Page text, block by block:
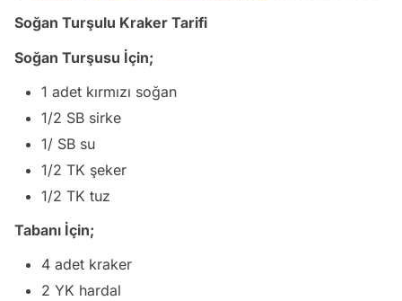
Soğan Turşulu Kraker Tarifi
Soğan Turşusu İçin;
1 adet kırmızı soğan
1/2 SB sirke
1/ SB su
1/2 TK şeker
1/2 TK tuz
Tabanı İçin;
4 adet kraker
2 YK hardal